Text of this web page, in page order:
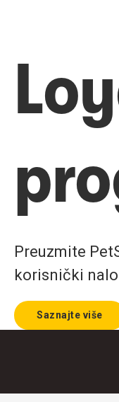
Preuzmite
korisnički
Saznajte više